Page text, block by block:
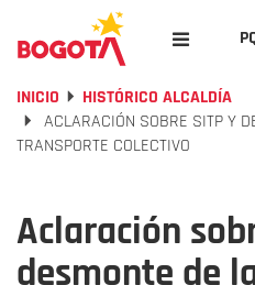
INICIO
HISTÓRICO ALCALDÍA
ACLARACIÓN SOBRE SITP Y
TRANSPORTE COLECTIVO
Aclaración
desmonte de